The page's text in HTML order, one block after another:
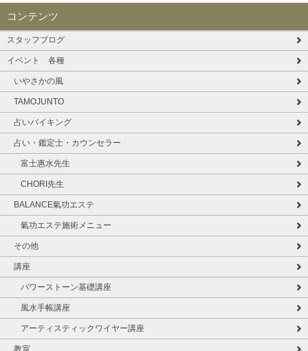
コンテンツ
スタッフブログ
イベント 各種
いやさかの風
TAMOJUNTO
占いバイキング
占い・鑑定士・カウンセラー
富士惠水先生
CHORI先生
BALANCE氣功エステ
氣功エステ施術メニュー
その他
講座
パワーストーン基礎講座
風水手帳講座
アーティスティックワイヤー講座